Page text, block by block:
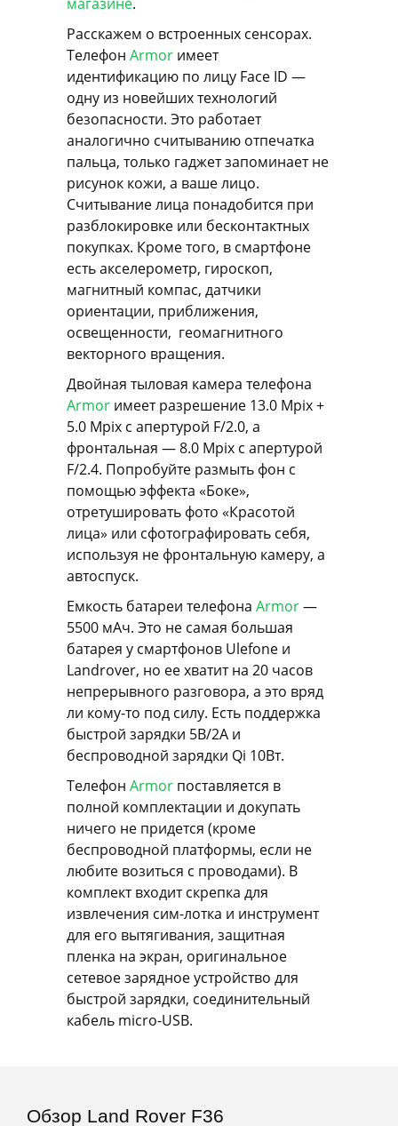
Расскажем о встроенных сенсорах.
Телефон Armor имеет
идентификацию по лицу Face ID —
одну из новейших технологий
безопасности. Это работает
аналогично считыванию отпечатка
пальца, только гаджет запоминает не
рисунок кожи, а ваше лицо.
Считывание лица понадобится при
разблокировке или бесконтактных
покупках. Кроме того, в смартфоне
есть акселерометр, гироскоп,
магнитный компас, датчики
ориентации, приближения,
освещенности, геомагнитного
векторного вращения.
Двойная тыловая камера телефона
Armor имеет разрешение 13.0 Mpix +
5.0 Mpix с апертурой F/2.0, а
фронтальная — 8.0 Mpix с апертурой
F/2.4. Попробуйте размыть фон с
помощью эффекта «Боке»,
отретушировать фото «Красотой
лица» или сфотографировать себя,
используя не фронтальную камеру, а
автоспуск.
Емкость батареи телефона Armor—
5500 мАч. Это не самая большая
батарея у смартфонов Ulefone и
Landrover, но ее хватит на 20 часов
непрерывного разговора, а это вряд
ли кому-то под силу. Есть поддержка
быстрой зарядки 5В/2А и
беспроводной зарядки Qi 10Вт.
Телефон Armor поставляется в
полной комплектации и докупать
ничего не придется (кроме
беспроводной платформы, если не
любите возиться с проводами). В
комплект входит скрепка для
извлечения сим-лотка и инструмент
для его вытягивания, защитная
пленка на экран, оригинальное
сетевое зарядное устройство для
быстрой зарядки, соединительный
кабель micro-USB.
Обзор Land Rover F36